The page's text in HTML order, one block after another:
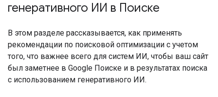
генеративного ИИ в Поиске
В этом разделе рассказывается, как применять
рекомендации по поисковой оптимизации с учетом
того, что важнее всего для систем ИИ, чтобы ваш сайт
был заметнее в Google Поиске и в результатах поиска
с использованием генеративного ИИ.